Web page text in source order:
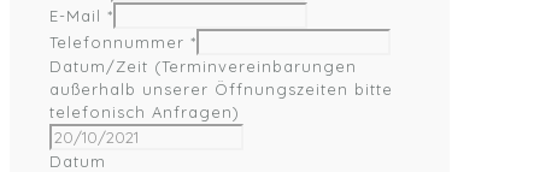
E-Mail *
Telefonnummer *
Datum/Zeit (Terminvereinbarungen
außerhalb unserer Öffnungszeiten bitte
telefonisch Anfragen)
Datum